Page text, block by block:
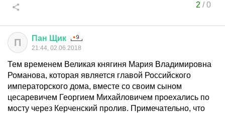
2 /0
П Пан Щик
21:44, 02.06.2018
Тем временем Великая княгиня Мария Владимировна
Романова, которая является главой Российского
императорского дома, вместе со своим сыном
цесаревичем Георгием Михайловичем проехались по
мосту через Керченский пролив. Примечательно, что